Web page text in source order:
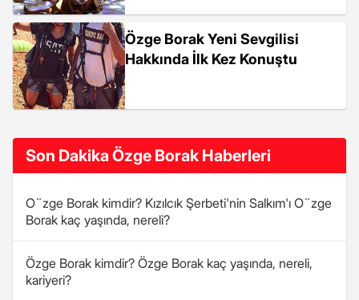
Özge Borak Yeni Sevgilisi
Hakkında İlk Kez Konuştu
Son Dakika Özge Borak Haberleri
O¨zge Borak kimdir? Kızılcık Şerbeti'nin Salkım'ı O¨zge
Borak kaç yaşında, nereli?
Özge Borak kimdir? Özge Borak kaç yaşında, nereli,
kariyeri?